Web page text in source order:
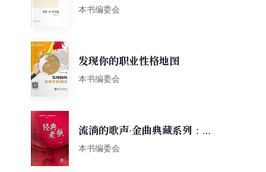
史论集）
本书编委会
发现你的职业性格地图
本书编委会
流淌的歌声·金曲典藏系列：经
典老歌
本书编委会